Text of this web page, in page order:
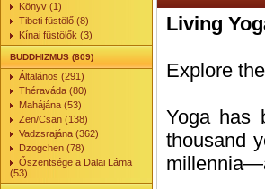
Könyv (1)
Tibeti füstölő (8)
Kínai füstölők (3)
BUDDHIZMUS (809)
Általános (291)
Théraváda (80)
Mahájána (53)
Zen/Csan (138)
Vadzsrajána (362)
Dzogchen (78)
Őszentsége a Dalai Láma
(53)
Living
Explore
Yoga has
thousand